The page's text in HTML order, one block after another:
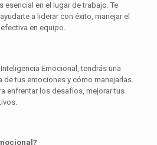
esencial en el lugar de trabajo. Te
a liderar con éxito, manejar el
en equipo.
Emocional, tendrás una
tus emociones y cómo manejarlas.
enfrentar los desafíos, mejorar tus